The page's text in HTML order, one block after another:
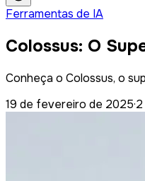
Ferramentas de IA
Colossus: O
Conheça o Colossus, o
19 de fevereiro de 2025·2